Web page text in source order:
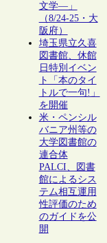
文学―」
（8/24-25・大
阪府）
埼玉県立久喜
図書館、休館
日特別イベン
ト「本のタイ
トルで一句!」
を開催
米・ペンシル
バニア州等の
大学図書館の
連合体
PALCI、図書
館によるシス
テム相互運用
性評価のため
のガイドを公
開